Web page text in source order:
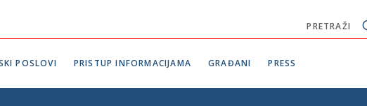
PRETRAŽI
POSLOVI PRISTUP INFORMACIJAMA GRAĐANI PRESS